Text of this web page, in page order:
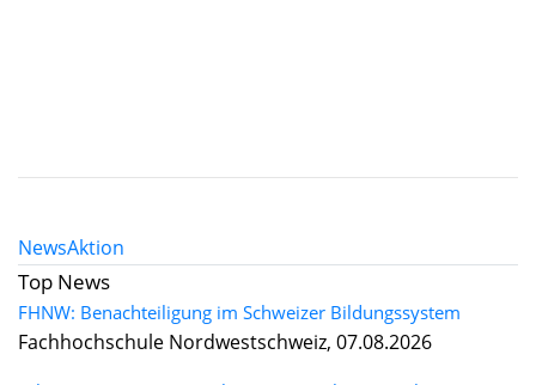
NewsAktion
Top News
FHNW: Benachteiligung im Schweizer Bildungssystem
Fachhochschule Nordwestschweiz, 07.08.2026